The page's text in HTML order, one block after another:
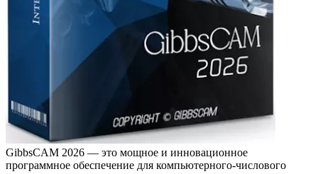
GibbsCAM 2026 — это мощное и инновационное
программное обеспечение для компьютерного-числового